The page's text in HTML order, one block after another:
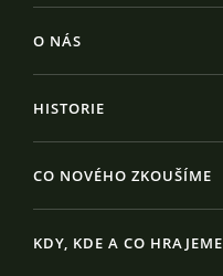
O NÁS
HISTORIE
CO NOVÉHO ZKOUŠÍME
KDY, KDE A CO HRAJEME